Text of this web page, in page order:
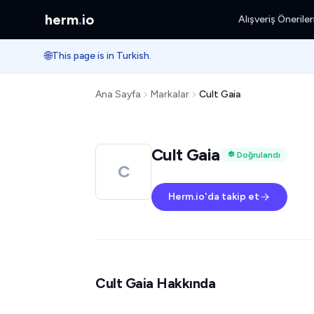
herm.io Alışveriş Önerileri
🌐This page is in Turkish.
Ana Sayfa Markalar Cult Gaia
C
Cult Gaia Doğrulandı
Herm.io'da takip et
Cult Gaia Hakkında